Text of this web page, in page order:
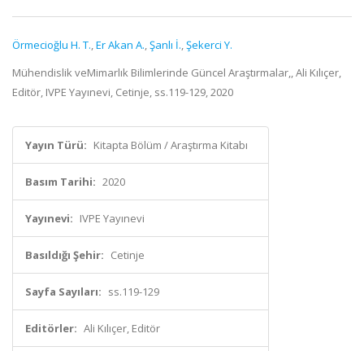
Örmecioğlu H. T.,Er Akan A.,Şanlı İ.,Şekerci Y.
Mühendislik veMimarlık Bilimlerinde Güncel Araştırmalar,, Ali Kılıçer,
Editör, IVPE Yayınevi, Cetinje, ss.119-129, 2020
Yayın Türü: Kitapta Bölüm / Araştırma Kitabı
Basım Tarihi: 2020
Yayınevi: IVPE Yayınevi
Basıldığı Şehir: Cetinje
Sayfa Sayıları: ss.119-129
Editörler: Ali Kılıçer, Editör